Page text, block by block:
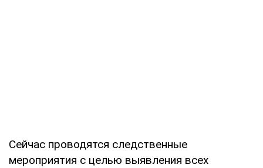
Сейчас проводятся следственные
мероприятия с целью выявления всех